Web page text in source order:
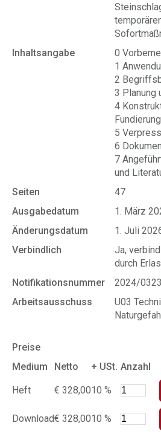
Inhaltsangabe
0
1
2
3 Planung
4
Fundierung
5
6
7
und
Seiten
47
Ausgabedatum
1. März
Änderungsdatum
1. Juli
Verbindlich
Ja,
durch
Notifikationsnummer
2024/
Arbeitsausschuss
U03
Preise
Medium
Netto + USt. Anzahl
Heft € 328,0010 %
Download€ 328,0010 %